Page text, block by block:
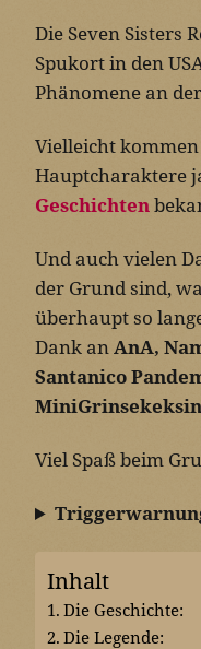
Die Seven Sisters
Spukort in den
Phänomene an
Vielleicht
Hauptcharaktere
Geschichten
Und auch vielen
der Grund sind,
überhaupt so
Dank anAnA,
Santanico
MiniGrinsekeksin
Viel Spaß beim
Inhalt
Die Geschichte:
Die Legende: